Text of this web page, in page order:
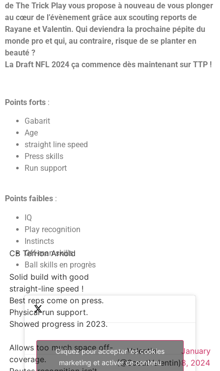
de The Trick Play vous propose à nouveau de vous plonger
au cœur de l’évènement grâce aux scouting reports de
Rayane et Valentin. Qui deviendra la prochaine pépite du
monde pro et qui, au contraire, risque de se planter en
beauté ?
La Draft NFL 2024 ça commence dès maintenant sur TTP !
Points forts :
Gabarit
Age
straight line speed
Press skills
Run support
Points faibles :
IQ
Play recognition
Instincts
Off-man skills
Ball skills en progrès
CB Terrion Arnold
Solid build with good
straight-line speed !
Best reps come on press.
Physical run support.
Showed progress in 2023.
Allows too much space off-
coverage.
— Valentin
(@ScoutValentin)
January
8, 2024
Cliquez pour accepter les cookies
marketing et activer ce contenu